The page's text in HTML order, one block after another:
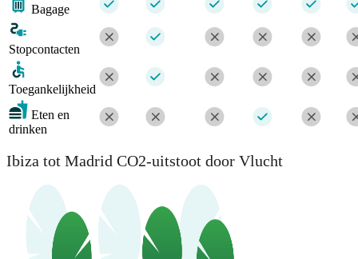
Bagage
Stopcontacten
Toegankelijkheid
Eten en
drinken
Ibiza tot Madrid CO2-uitstoot door Vlucht